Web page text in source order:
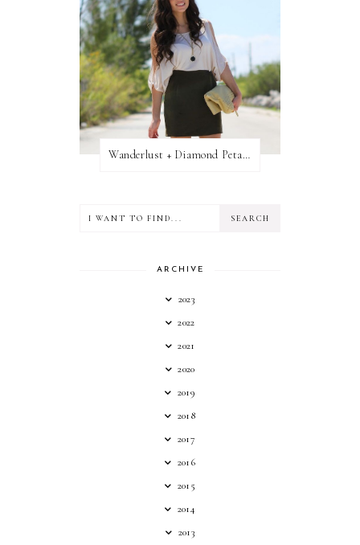
Wanderlust + Diamond Petal Giveaway
ARCHIVE
2023
2022
2021
2020
2019
2018
2017
2016
2015
2014
2013